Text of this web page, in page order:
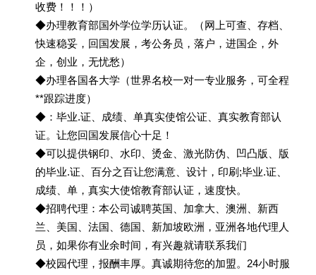
收费！！！）
◆办理教育部国外学位学历认证。（网上可查、存档、
快速稳妥，回国发展，考公务员，落户，进国企，外
企，创业，无忧愁）
◆办理各国各大学（世界名校一对一专业服务，可全程
**跟踪进度）
◆：毕业.证、成绩、单真实使馆公证、真实教育部认
证。让您回国发展信心十足！
◆可以提供钢印、水印、烫金、激光防伪、凹凸版、版
的毕业.证、百分之百让您满意、设计，印刷;毕业.证、
成绩、单，真实大使馆教育部认证，速度快。
◆招聘代理：本公司诚聘英国、加拿大、澳洲、新西
兰、美国、法国、德国、新加坡欧洲，亚洲各地代理人
员，如果你有业余时间，有兴趣就请联系我们
◆校园代理，报酬丰厚。真诚期待您的加盟。24小时服